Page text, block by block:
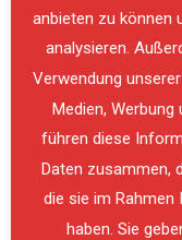
anbieten zu können
analysieren.
Verwendung
Medien, Werbung
führen diese
Daten zusammen,
die sie im Rahmen
haben. Sie